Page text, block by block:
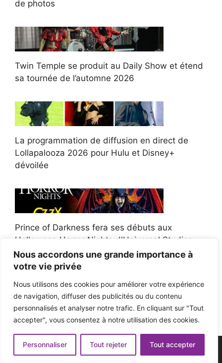
Nous accordons une grande importance à
votre vie privée
Nous utilisons des cookies pour améliorer votre expérience
de navigation, diffuser des publicités ou du contenu
personnalisés et analyser notre trafic. En cliquant sur "Tout
accepter", vous consentez à notre utilisation des cookies.
Personnaliser Tout rejeter Tout accepter
de photos
Twin Temple se produit au Daily Show et étend
sa tournée de l’automne 2026
La programmation de diffusion en direct de
Lollapalooza 2026 pour Hulu et Disney+
dévoilée
Prince of Darkness fera ses débuts aux
Halloween Horror Nights d'Universal Studios
Afroman poursuit un policier de l'Ohio après la
victoire du jury en diffamation
© 2026 - Pop'n Music -